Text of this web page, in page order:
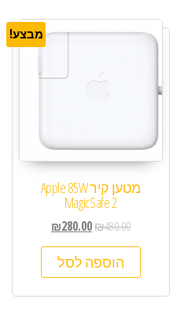
מבצע!
מטען קיר Apple 85W
MagicSafe 2
₪480.00
₪280.00
הוספה לסל